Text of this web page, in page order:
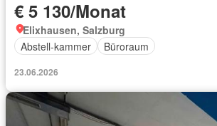
€ 5 130/Monat
Elixhausen, Salzburg
Abstell-kammer
Büroraum
23.06.2026